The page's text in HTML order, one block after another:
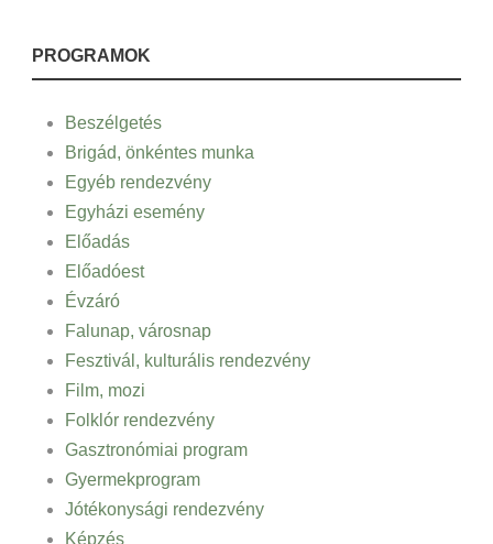
PROGRAMOK
Beszélgetés
Brigád, önkéntes munka
Egyéb rendezvény
Egyházi esemény
Előadás
Előadóest
Évzáró
Falunap, városnap
Fesztivál, kulturális rendezvény
Film, mozi
Folklór rendezvény
Gasztronómiai program
Gyermekprogram
Jótékonysági rendezvény
Képzés